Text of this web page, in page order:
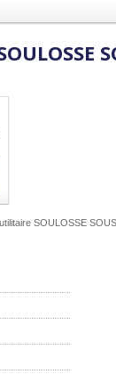
SOULOSSE